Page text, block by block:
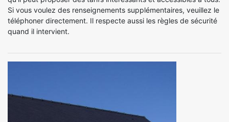
Si vous voulez des renseignements supplémentaires, veuillez le
téléphoner directement. Il respecte aussi les règles de sécurité
quand il intervient.